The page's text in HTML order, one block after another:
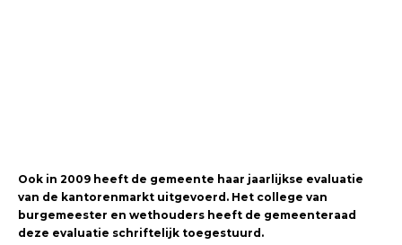
Ook in 2009 heeft de gemeente haar jaarlijkse evaluatie
van de kantorenmarkt uitgevoerd. Het college van
burgemeester en wethouders heeft de gemeenteraad
deze evaluatie schriftelijk toegestuurd.